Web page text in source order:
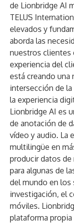
de Lionbridge AI
TELUS
elevados y
aborda las
nuestros clientes
experiencia del
está creando una
intersección de
la experiencia
Lionbridge AI es
de anotación de
vídeo y audio. La
multilingüe en
producir datos de
para algunas de
del mundo en los
investigación, el
móviles.
plataforma